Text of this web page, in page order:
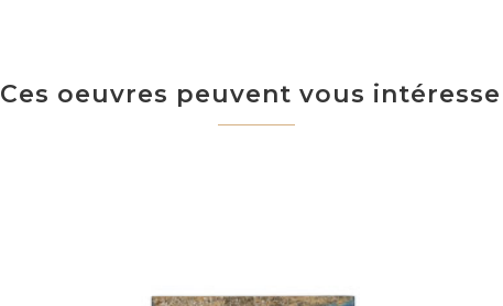
Ces oeuvres peuvent vous